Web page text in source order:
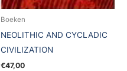
Boeken
NEOLITHIC AND CYCLADIC
CIVILIZATION
€47,00